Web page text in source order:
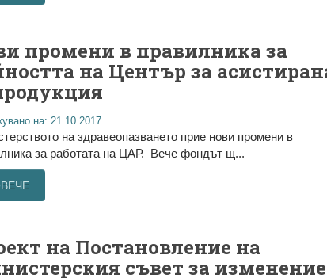
промени в правилника за
на Център за
на: 21.10.2017
на здравеопазването прие нови промени в
за работата на ЦАР. Вече фондът щ...
на Постановление на
съвет за изменение